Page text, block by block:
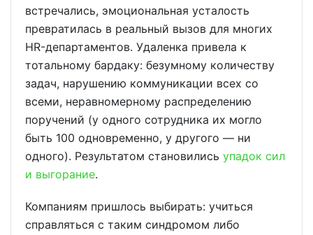
встречались, эмоциональная усталость
превратилась в реальный вызов для многих
HR-департаментов. Удаленка привела к
тотальному бардаку: безумному количеству
задач, нарушению коммуникации всех со
всеми, неравномерному распределению
поручений (у одного сотрудника их могло
быть 100 одновременно, у другого — ни
одного). Результатом становились упадок сил
и выгорание.
Компаниям пришлось выбирать: учиться
справляться с таким синдромом либо